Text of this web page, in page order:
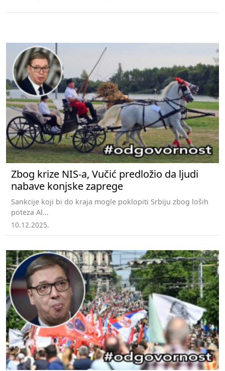
Zbog krize NIS-a, Vučić predložio da ljudi
nabave konjske zaprege
Sankcije koji bi do kraja mogle poklopiti Srbiju zbog loših
poteza Al...
10.12.2025.